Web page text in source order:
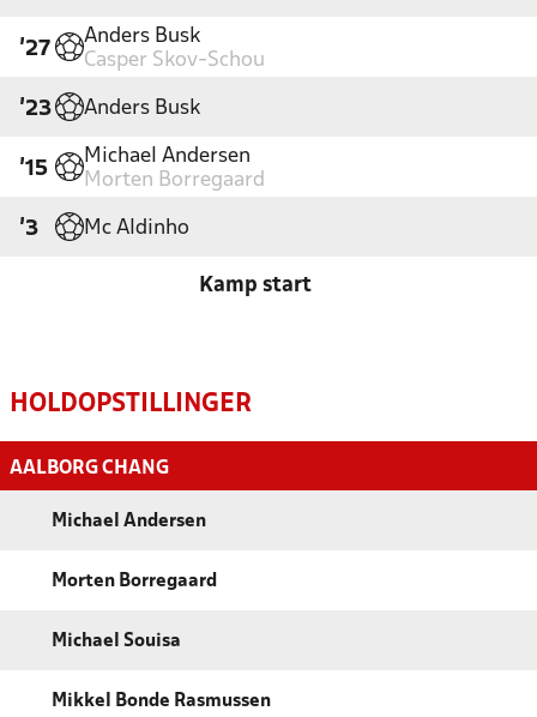
'27
Anders Busk
Casper Skov-Schou
'23 Anders Busk
'15
Michael Andersen
Morten Borregaard
'3 Mc Aldinho
Kamp start
HOLDOPSTILLINGER
AALBORG CHANG
Michael Andersen
Morten Borregaard
Michael Souisa
Mikkel Bonde Rasmussen